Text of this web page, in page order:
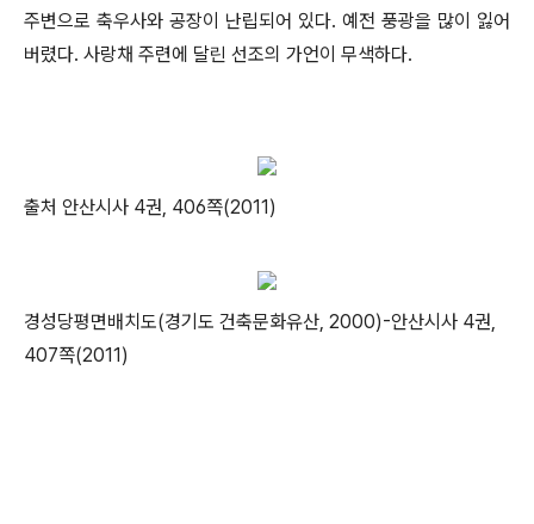
주변으로 축우사와 공장이 난립되어 있다. 예전 풍광을 많이 잃어
버렸다. 사랑채 주련에 달린 선조의 가언이 무색하다.
출처 안산시사 4권, 406쪽(2011)
경성당평면배치도(경기도 건축문화유산, 2000)-안산시사 4권,
407쪽(2011)